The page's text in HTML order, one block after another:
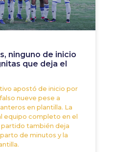
ninguno de inicio
que deja el
apostó de inicio por
nueve pese a
en plantilla. La
equipo completo en el
también deja
de minutos y la